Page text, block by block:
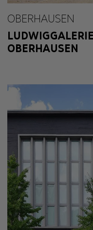
OBERHAUSEN
OBERHAUSEN